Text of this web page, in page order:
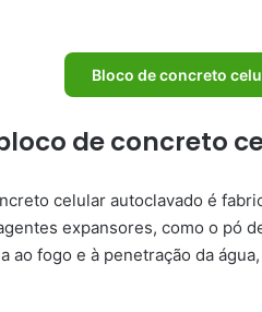
Bloco de concreto
de concreto
celular autoclavado é
expansores, como o pó
ao fogo e à penetração da